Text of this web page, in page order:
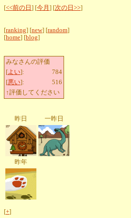
[<<前の日 ] [今月 ] [次の日>>]
[ranking] [new] [random]
[home] [blog]
みなさんの評価
[よい]:
784
[悪い]:
516
↑評価してください
昨日 一昨日
昨年
[+]